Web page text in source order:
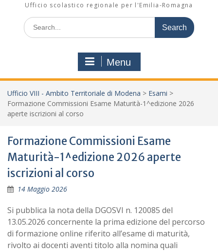
Ufficio scolastico regionale per l'Emilia-Romagna
Search
for:
Menu
Ufficio VIII - Ambito Territoriale di Modena > Esami >
Formazione Commissioni Esame Maturità-1^edizione 2026
aperte iscrizioni al corso
Formazione Commissioni Esame
Maturità-1^edizione 2026 aperte
iscrizioni al corso
14 Maggio 2026
Si pubblica la nota della DGOSVI n. 120085 del
13.05.2026 concernente la prima edizione del percorso
di formazione online riferito all’esame di maturità,
rivolto ai docenti aventi titolo alla nomina quali